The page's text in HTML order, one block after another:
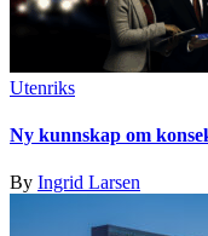
Utenriks
Ny kunnskap om
By Ingrid Larsen